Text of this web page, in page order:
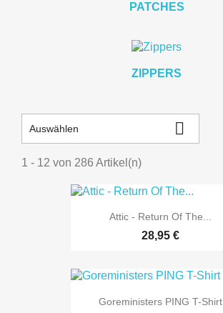
PATCHES
ZIPPERS
Auswählen 
1 - 12 von 286 Artikel(n)
Attic - Return Of The...
28,95 €
Goreministers PING T-Shirt